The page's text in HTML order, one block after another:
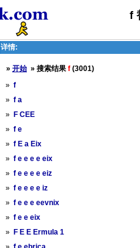
f
详情:
» 开始 » 搜索结果 f (3001)
» f
» f a
» F CEE
» f e
» f E a Eix
» f e e e e eix
» f e e e e eiz
» f e e e e iz
» f e e e eevnix
» f e e eix
» F E E Ermula 1